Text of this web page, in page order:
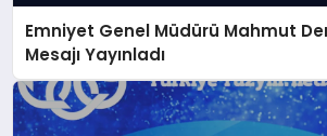
Emniyet Genel Müdürü Mahmut
Mesajı Yayınladı